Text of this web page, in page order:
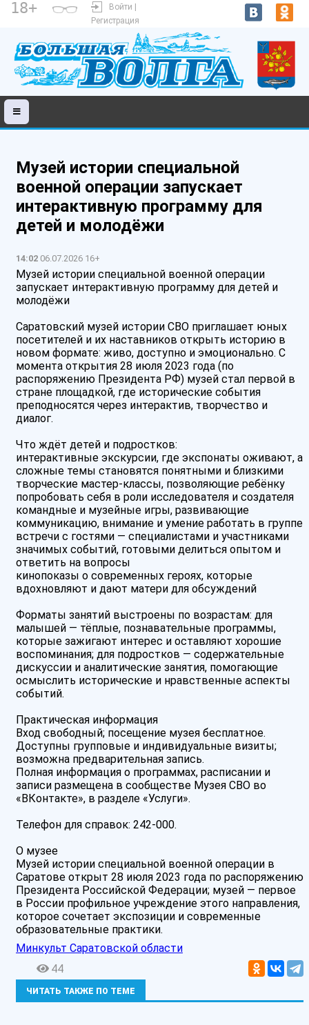
18+
Войти |
Регистрация
Музей истории специальной
военной операции запускает
интерактивную программу для
детей и молодёжи
14:02 06.07.2026 16+
Музей истории специальной военной операции
запускает интерактивную программу для детей и
молодёжи
Саратовский музей истории СВО приглашает юных
посетителей и их наставников открыть историю в
новом формате: живо, доступно и эмоционально. С
момента открытия 28 июля 2023 года (по
распоряжению Президента РФ) музей стал первой в
стране площадкой, где исторические события
преподносятся через интерактив, творчество и
диалог.
Что ждёт детей и подростков:
интерактивные экскурсии, где экспонаты оживают, а
сложные темы становятся понятными и близкими
творческие мастер‑классы, позволяющие ребёнку
попробовать себя в роли исследователя и создателя
командные и музейные игры, развивающие
коммуникацию, внимание и умение работать в группе
встречи с гостями — специалистами и участниками
значимых событий, готовыми делиться опытом и
ответить на вопросы
кинопоказы о современных героях, которые
вдохновляют и дают матери для обсуждений
Форматы занятий выстроены по возрастам: для
малышей — тёплые, познавательные программы,
которые зажигают интерес и оставляют хорошие
воспоминания; для подростков — содержательные
дискуссии и аналитические занятия, помогающие
осмыслить исторические и нравственные аспекты
событий.
Практическая информация
Вход свободный; посещение музея бесплатное.
Доступны групповые и индивидуальные визиты;
возможна предварительная запись.
Полная информация о программах, расписании и
записи размещена в сообществе Музея СВО во
«ВКонтакте», в разделе «Услуги».
Телефон для справок: 242‑000.
О музее
Музей истории специальной военной операции в
Саратове открыт 28 июля 2023 года по распоряжению
Президента Российской Федерации; музей — первое
в России профильное учреждение этого направления,
которое сочетает экспозиции и современные
образовательные практики.
Минкульт Саратовской области
44
ЧИТАТЬ ТАКЖЕ ПО ТЕМЕ